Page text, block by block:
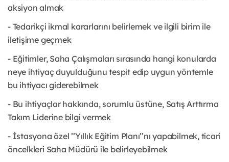
aksiyon almak
- Tedarikçi ikmal kararlarını belirlemek ve ilgili birim ile
iletişime geçmek
- Eğitimler, Saha Çalışmaları sırasında hangi konularda
neye ihtiyaç duyulduğunu tespit edip uygun yöntemle
bu ihtiyacı giderebilmek
- Bu ihtiyaçlar hakkında, sorumlu üstüne, Satış Arttırma
Takım Liderine bilgi vermek
- İstasyona özel ’’Yıllık Eğitim Planı’’nı yapabilmek, ticari
öncelkleri Saha Müdürü ile belirleyebilmek